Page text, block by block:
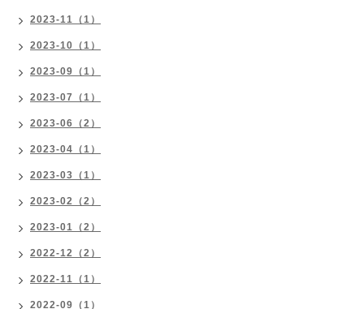
2023-11（1）
2023-10（1）
2023-09（1）
2023-07（1）
2023-06（2）
2023-04（1）
2023-03（1）
2023-02（2）
2023-01（2）
2022-12（2）
2022-11（1）
2022-09（1）